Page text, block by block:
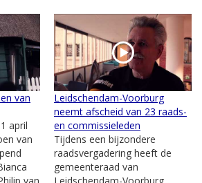
van
april
van
Leidschendam-Voorburg
neemt afscheid van 23 raads-
en commissieleden
Tijdens een bijzondere
raadsvergadering heeft de
gemeenteraad van